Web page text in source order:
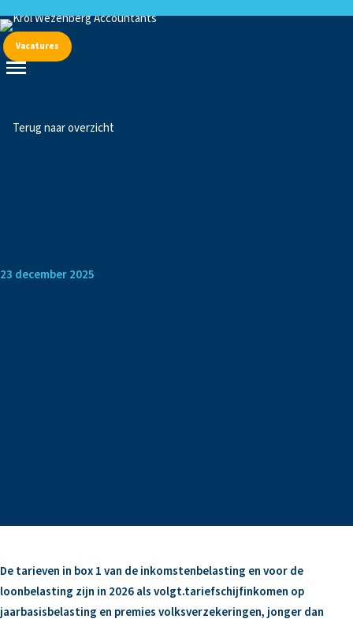
Vacatures
Terug naar overzicht
23 december 2025
De tarieven in box 1 van de inkomstenbelasting en voor de
loonbelasting zijn in 2026 als volgt.tariefschijfinkomen op
jaarbasisbelasting en premies volksverzekeringen, jonger dan